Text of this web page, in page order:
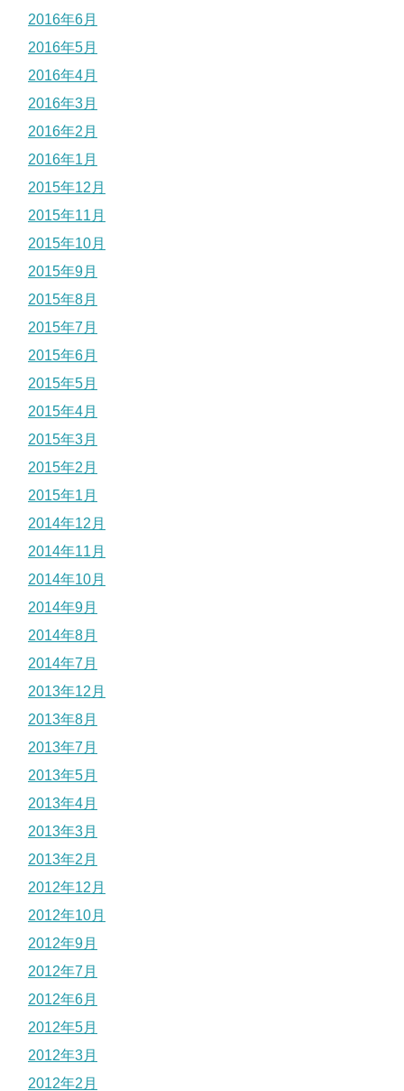
2016年6月
2016年5月
2016年4月
2016年3月
2016年2月
2016年1月
2015年12月
2015年11月
2015年10月
2015年9月
2015年8月
2015年7月
2015年6月
2015年5月
2015年4月
2015年3月
2015年2月
2015年1月
2014年12月
2014年11月
2014年10月
2014年9月
2014年8月
2014年7月
2013年12月
2013年8月
2013年7月
2013年5月
2013年4月
2013年3月
2013年2月
2012年12月
2012年10月
2012年9月
2012年7月
2012年6月
2012年5月
2012年3月
2012年2月